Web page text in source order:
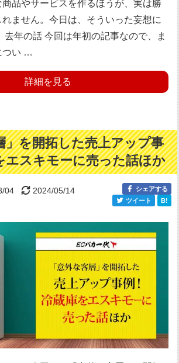
商品やサービスを作るほうが、実は勝
ません。今日は、そういった妄想に
去年の話 今回は年初の記事なので、ま
つい …
詳細を見る
」を開拓した売上アップ事
エスキモーに売った話ほか
04
2024/05/14
シェアする
ツイート
B!